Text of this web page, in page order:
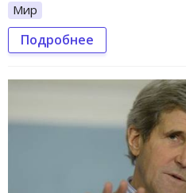
Мир
Подробнее